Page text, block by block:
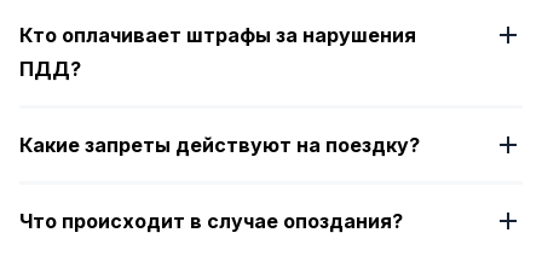
Кто оплачивает штрафы за нарушения
ПДД?
Какие запреты действуют на поездку?
Что происходит в случае опоздания?